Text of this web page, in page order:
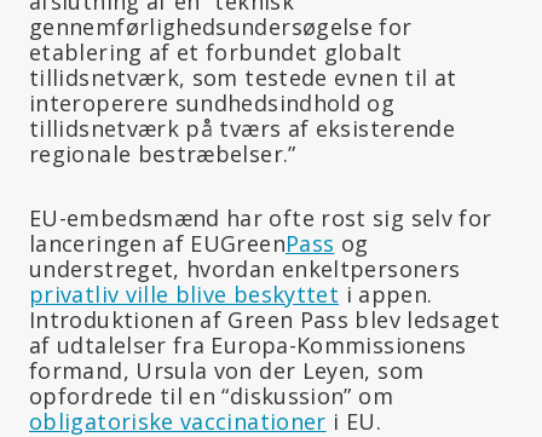
gennemførlighedsundersøgelse for
etablering af et forbundet globalt
tillidsnetværk, som testede evnen til at
interoperere sundhedsindhold og
tillidsnetværk på tværs af eksisterende
regionale bestræbelser.”
EU-embedsmænd har ofte rost sig selv for
lanceringen af EUGreenPass og
understreget, hvordan enkeltpersoners
privatliv ville blive beskyttet i appen.
Introduktionen af Green Pass blev ledsaget
af udtalelser fra Europa-Kommissionens
formand, Ursula von der Leyen, som
opfordrede til en “diskussion” om
obligatoriske vaccinationer i EU.